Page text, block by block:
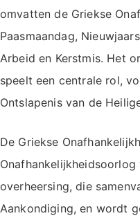
omvatten de Griekse
Paasmaandag,
Arbeid en Kerstmis. Het
speelt een centrale rol,
Ontslapenis van de
De Griekse
overheersing, die
Aankondiging, en wordt